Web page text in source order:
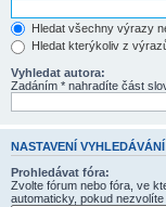
Hledat všechny výrazy
Hledat kterýkoliv z
Vyhledat autora:
Zadáním * nahradíte část
NASTAVENÍ VYHLEDÁVÁNÍ
Prohledávat fóra:
Zvolte fórum nebo fóra, ve
automaticky, pokud nezvolíte